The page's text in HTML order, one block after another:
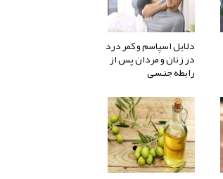
دلایل اسپاسم و کمر درد
در زنان و مردان پس از
رابطه جنسی